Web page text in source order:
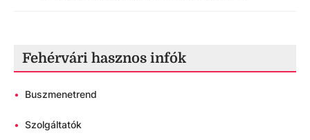
Fehérvári hasznos infók
• Buszmenetrend
• Szolgáltatók